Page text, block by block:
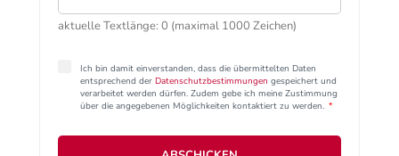
aktuelle Textlänge: 0 (maximal 1000 Zeichen)
Ich bin damit einverstanden, dass die übermittelten Daten
entsprechend der Datenschutzbestimmungen gespeichert und
verarbeitet werden dürfen. Zudem gebe ich meine Zustimmung
über die angegebenen Möglichkeiten kontaktiert zu werden. *